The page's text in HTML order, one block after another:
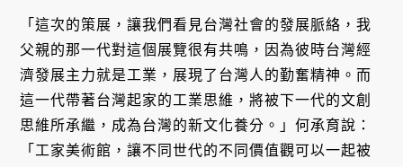
「這次的策展，讓我們看見台灣社會的發展脈絡，我
父親的那一代對這個展覽很有共鳴，因為彼時台灣經
濟發展主力就是工業，展現了台灣人的勤奮精神。而
這一代帶著台灣起家的工業思維，將被下一代的文創
思維所承繼，成為台灣的新文化養分。」何承育說：
「工家美術館，讓不同世代的不同價值觀可以一起被